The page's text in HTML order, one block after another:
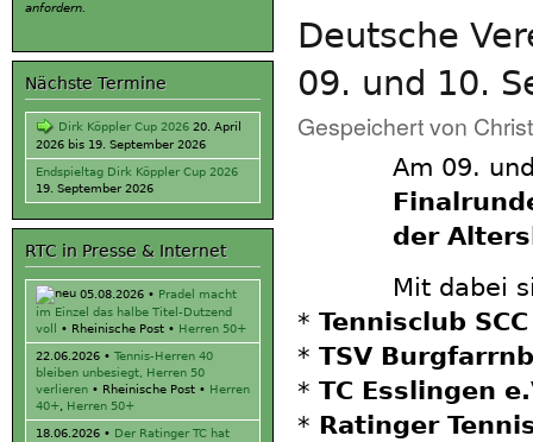
anfordern.
Nächste Termine
Dirk Köppler Cup 2026 20. April
2026 bis 19. September 2026
Endspieltag Dirk Köppler Cup 2026
19. September 2026
RTC in Presse & Internet
05.08.2026 • Pradel macht
im Einzel das halbe Titel-Dutzend
voll
• Rheinische Post • Herren 50+
22.06.2026 • Tennis-Herren 40
bleiben unbesiegt, Herren 50
verlieren • Rheinische Post • Herren
40+, Herren 50+
18.06.2026 • Der Ratinger TC hat
Deutsche
09. und 10.
Gespeichert von
Am 09.
der
Mit dabei
* Tennisclub
* TSV
* TC Esslingen
* Ratinger